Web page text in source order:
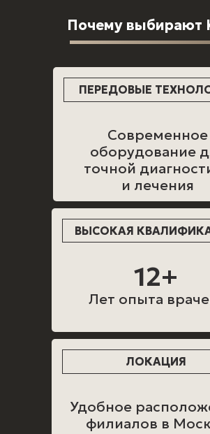
12+
Лет опыта
ВЫСОКАЯ
Удобное
филиалов в
ЛОКАЦИЯ
Современное
оборудование
точной
и лечения
ПЕРЕДОВЫЕ
Почему выбирают